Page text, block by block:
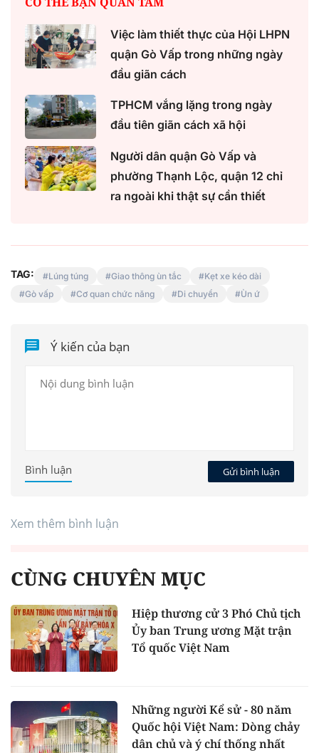
Việc làm thiết thực của Hội LHPN
quận Gò Vấp trong những ngày
đầu giãn cách
TPHCM vắng lặng trong ngày
đầu tiên giãn cách xã hội
Người dân quận Gò Vấp và
phường Thạnh Lộc, quận 12 chỉ
ra ngoài khi thật sự cần thiết
TAG: Lúng túng Giao thông ùn tắc
Kẹt xe kéo dài
Gò vấp
Cơ quan chức năng Di chuyển Ùn ứ
Ý kiến của bạn
Gửi bình luận
Bình luận
Xem thêm bình luận
CÙNG CHUYÊN MỤC
Hiệp thương cử 3 Phó Chủ tịch
Ủy ban Trung ương Mặt trận
Tổ quốc Việt Nam
Những người Kể sử - 80 năm
Quốc hội Việt Nam: Dòng chảy
dân chủ và ý chí thống nhất